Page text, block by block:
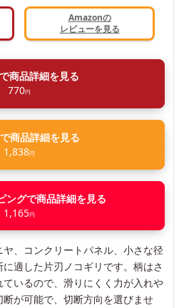
Amazonの
レビューを見る
商品詳細を見る
770円
商品詳細を見る
1,838円
ングで商品詳細を見る
1,165円
、コンクリートパネル、小さな径
適した片刃ノコギリです。柄はさ
いるので、滑りにくく力が入れや
が可能で、切断方向を選びませ